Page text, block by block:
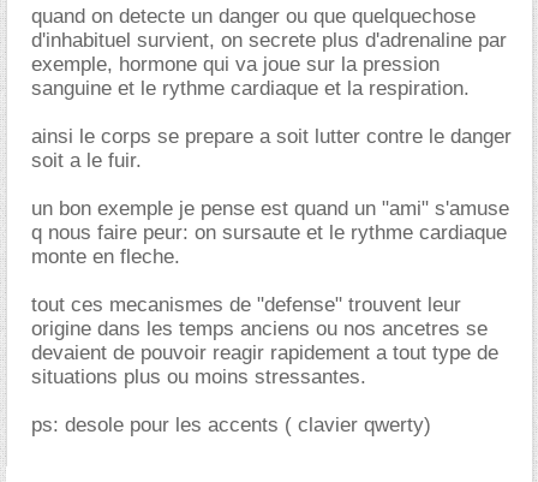
quand on detecte un danger ou que quelquechose
d'inhabituel survient, on secrete plus d'adrenaline par
exemple, hormone qui va joue sur la pression
sanguine et le rythme cardiaque et la respiration.
ainsi le corps se prepare a soit lutter contre le danger
soit a le fuir.
un bon exemple je pense est quand un "ami" s'amuse
q nous faire peur: on sursaute et le rythme cardiaque
monte en fleche.
tout ces mecanismes de "defense" trouvent leur
origine dans les temps anciens ou nos ancetres se
devaient de pouvoir reagir rapidement a tout type de
situations plus ou moins stressantes.
ps: desole pour les accents ( clavier qwerty)